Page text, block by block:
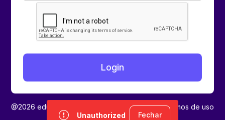
Login
@2026 edunext Declaração de privacidadeTermos de uso
Unauthorized
Fechar